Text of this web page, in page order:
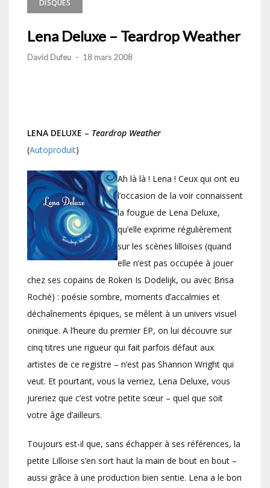
DISQUES
Lena Deluxe – Teardrop Weather
David Dufeu - 18 mars 2008
LENA DELUXE – Teardrop Weather
(Autoproduit)
Ah là là ! Lena ! Ceux qui ont eu
l’occasion de la voir connaissent
la fougue de Lena Deluxe,
qu’elle exprime régulièrement
sur les scènes lilloises (quand
elle n’est pas occupée à jouer
chez ses copains de Roken Is Dodelijk, ou avec Brisa
Roché) : poésie sombre, moments d’accalmies et
déchaînements épiques, se mêlent à un univers visuel
onirique. A l’heure du premier EP, on lui découvre sur
cinq titres une rigueur qui fait parfois défaut aux
artistes de ce registre – n’est pas Shannon Wright qui
veut. Et pourtant, vous la verriez, Lena Deluxe, vous
jureriez que c’est votre petite sœur – quel que soit
votre âge d’ailleurs.
Toujours est-il que, sans échapper à ses références, la
petite Lilloise s’en sort haut la main de bout en bout –
aussi grâce à une production bien sentie. Lena a le bon